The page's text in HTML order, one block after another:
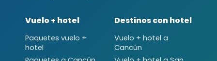
Vuelo + hotel
Paquetes vuelo +
hotel
Destinos con hotel
Vuelo + hotel a
Cancún